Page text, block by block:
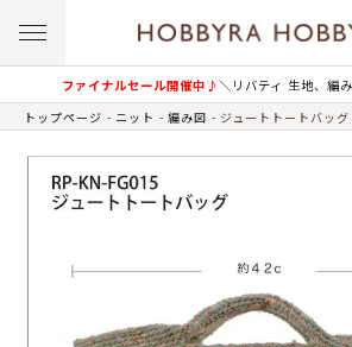
ファイナルセール開催中♪＼リバティ 生地、編
トップページ ニット 編み図 ジュートトートバッグ